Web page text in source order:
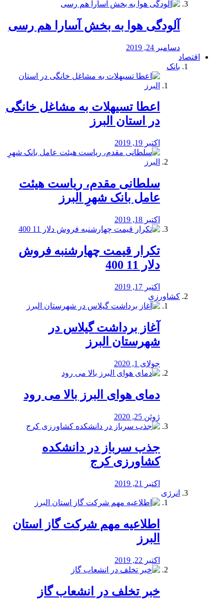
آلودگی هوا به بخش آسارا هم رسی
دسامبر 24, 2019
اقتصاد
بانک
️اعطا تسیهلات به مشاغل خانگی
در استان البرز
اکتبر 19, 2019
سلطانی مقدم، ریاست هیئت
عامل بانک شهرِ البرز
اکتبر 18, 2019
تکرار قیمت چهارشنبه فروش
دلار 11 400
اکتبر 17, 2019
کشاورزی
آغاز برداشت گیلاس در
شهرستان البرز
جولای 1, 2020
دمای هوای البرز بالا می رود
ژوئن 25, 2020
جذب سرباز در دانشکده
کشاورزی کرج
اکتبر 21, 2019
انرژی
️اطلاعیه مهم شرکت گاز استان
البرز
اکتبر 22, 2019
خبر تخلف در انشعاب گاز